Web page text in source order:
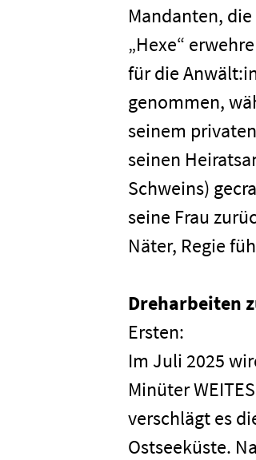
Mandanten,
„Hexe“
für die
genommen,
seinem
seinen
Schweins)
seine Frau
Näter, Regie
Dreharbeiten
Ersten:
Im Juli 2025
Minüter
verschlägt es
Ostseeküste.